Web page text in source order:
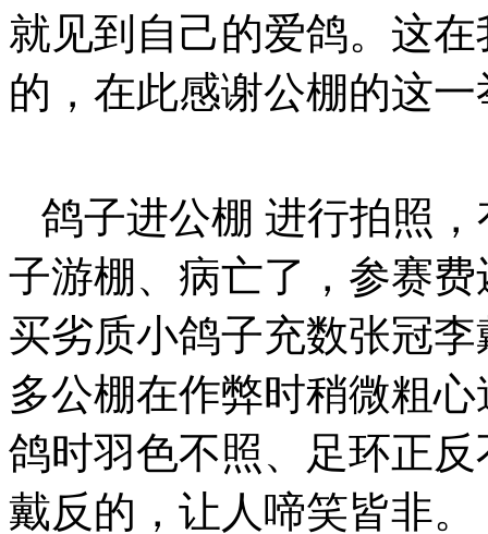
就见到自己的爱鸽。这
的，在此感谢公棚的这一
鸽子进公棚 进行拍照
子游棚、病亡了，参赛
买劣质小鸽子充数张冠
多公棚在作弊时稍微粗
鸽时羽色不照、足环正
戴反的，让人啼笑皆非。